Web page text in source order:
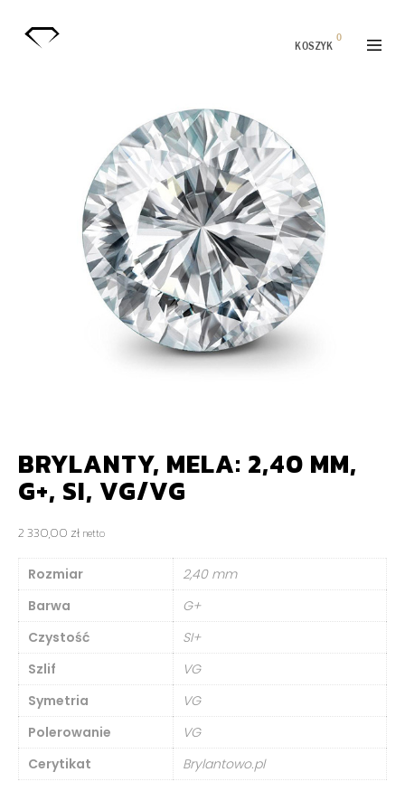
KOSZYK
0
BRYLANTY, MELA: 2,40 MM,
G+, SI, VG/VG
2 330,00 zł netto
Rozmiar
2,40 mm
Barwa
G+
Czystość
SI+
Szlif
VG
Symetria
VG
Polerowanie
VG
Cerytikat
Brylantowo.pl